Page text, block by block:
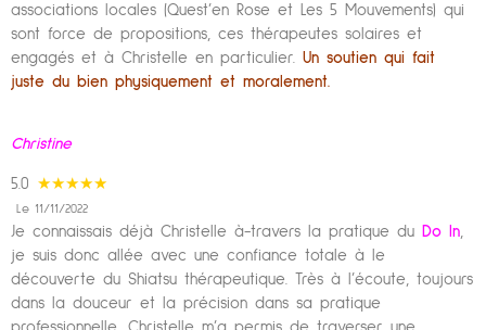
associations locales (Quest’en Rose et Les 5 Mouvements) qui
sont force de propositions, ces thérapeutes solaires et
engagés et à Christelle en particulier. Un soutien qui fait
juste du bien physiquement et moralement.
Christine
5.0 ★★★★★
Le 11/11/2022
Je connaissais déjà Christelle à-travers la pratique du Do In
je suis donc allée avec une confiance totale à le
découverte du Shiatsu thérapeutique. Très à l’écoute, toujours
dans la douceur et la précision dans sa pratique